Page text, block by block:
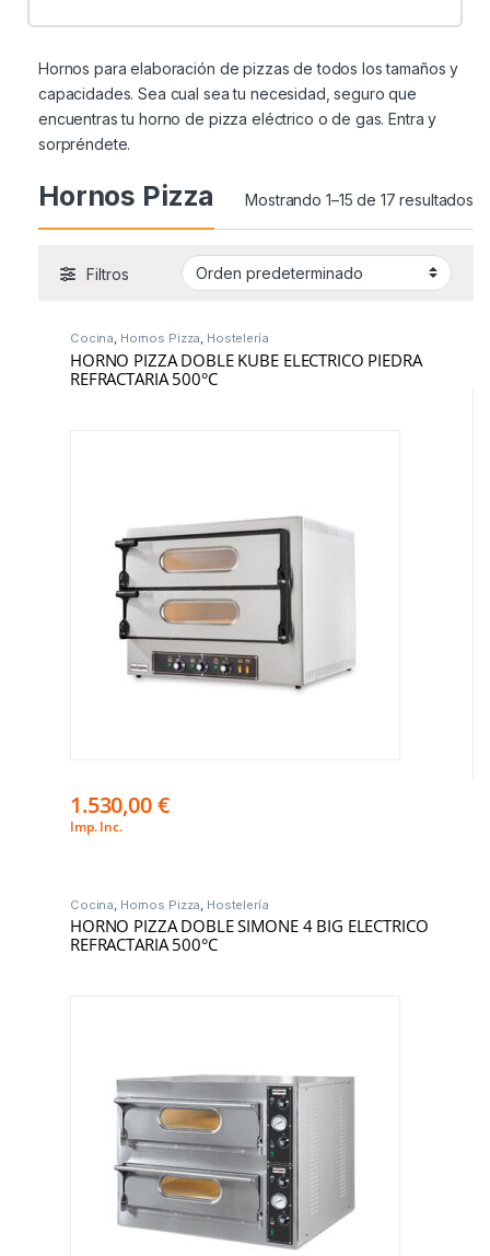
Hornos para elaboración de pizzas de todos los tamaños y
capacidades. Sea cual sea tu necesidad, seguro que
encuentras tu horno de pizza eléctrico o de gas. Entra y
sorpréndete.
Hornos Pizza Mostrando 1–15 de 17 resultados
Filtros
Cocina, Hornos Pizza, Hostelería
HORNO PIZZA DOBLE KUBE ELECTRICO PIEDRA
REFRACTARIA 500°C
1.530,00€
Imp. Inc.
Cocina Hornos Pizza Hostelería
HORNO PIZZA DOBLE SIMONE 4 BIG ELECTRICO
REFRACTARIA 500°C